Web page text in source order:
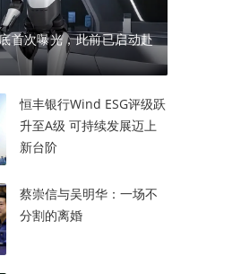
首次曝光，此前已启动赴
恒丰银行Wind ESG评级跃
升至A级 可持续发展迈上
新台阶
蔡崇信与吴明华：一场不
分割的离婚